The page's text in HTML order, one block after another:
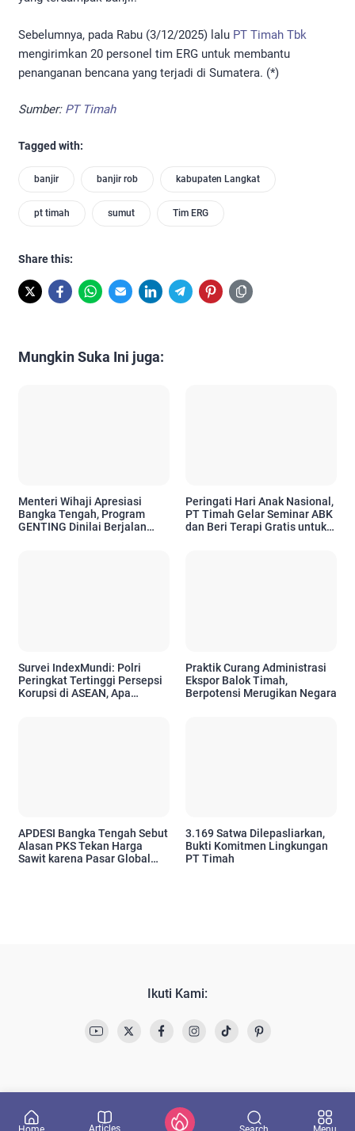
Sebelumnya, pada Rabu (3/12/2025) lalu PT Timah Tbk
mengirimkan 20 personel tim ERG untuk membantu
penanganan bencana yang terjadi di Sumatera. (*)
Sumber: PT Timah
Tagged with:
banjir banjir rob kabupaten Langkat
pt timah sumut Tim ERG
Share this:
Mungkin Suka Ini juga:
Menteri Wihaji Apresiasi
Bangka Tengah, Program
GENTING Dinilai Berjalan
Peringati Hari Anak Nasional,
PT Timah Gelar Seminar ABK
dan Beri Terapi Gratis untuk
Survei IndexMundi: Polri
Peringkat Tertinggi Persepsi
Korupsi di ASEAN, Apa
Praktik Curang Administrasi
Ekspor Balok Timah,
Berpotensi Merugikan Negara
APDESI Bangka Tengah Sebut
Alasan PKS Tekan Harga
Sawit karena Pasar Global
3.169 Satwa Dilepasliarkan,
Bukti Komitmen Lingkungan
PT Timah
Ikuti Kami:
Articles